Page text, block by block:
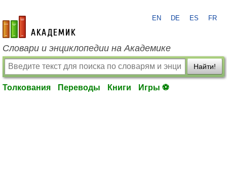
academic.ru
EN DE ES FR
Словари и энциклопедии на Академике
Найти!
Толкования Переводы Книги Игры ⚽